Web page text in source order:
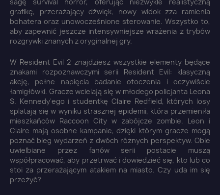
sagę survival horror, oferując niezwykle realistyczną
grafikę, przerażający dźwięk, nowy widok zza ramienia
bohatera oraz unowocześnione sterowanie. Wszystko to,
aby zapewnić jeszcze intensywniejsze wrażenia z trybów
rozgrywki znanych z oryginalnej gry.
W Resident Evil 2 znajdziesz wszystkie elementy będące
znakami rozpoznawczymi serii Resident Evil: klasyczną
akcję, pełne napięcia badanie otoczenia i oczywiście
łamigłówki. Gracze wcielają się w młodego policjanta Leona
S. Kennedy'ego i studentkę Claire Redfield, których losy
splatają się w wyniku strasznej epidemii, która przemieniła
mieszkańców Raccoon City w zabójcze zombie. Leon i
Claire mają osobne kampanie, dzięki którym gracze mogą
poznać bieg wydarzeń z dwóch różnych perspektyw. Obie
uwielbiane przez fanów serii postacie muszą
współpracować, aby przetrwać i dowiedzieć się, kto lub co
stoi za przerażającym atakiem na miasto. Czy uda im się
przeżyć?